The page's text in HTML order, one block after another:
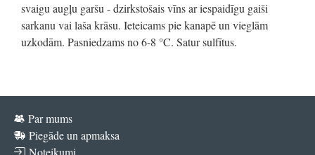
svaigu augļu garšu - dzirkstošais vīns ar iespaidīgu gaiši
sarkanu vai laša krāsu. Ieteicams pie kanapē un vieglām
uzkodām. Pasniedzams no 6-8 °C. Satur sulfītus.
Par mums
Piegāde un apmaksa
Noteikumi